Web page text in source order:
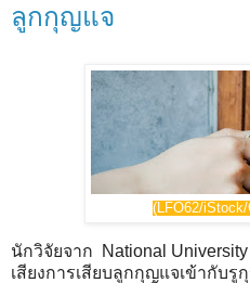
ลูกกุญแจ
(LFO62/
นักวิจัยจาก National
เสียงการเสียบลูกกุญแจเข้ากับ